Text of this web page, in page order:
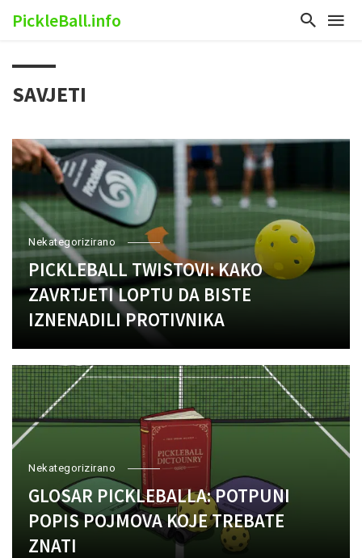
PickleBall.info
SAVJETI
Nekategorizirano
PICKLEBALL TWISTOVI: KAKO
ZAVRTJETI LOPTU DA BISTE
IZNENADILI PROTIVNIKA
Nekategorizirano
GLOSAR PICKLEBALLA: POTPUNI
POPIS POJMOVA KOJE TREBATE
ZNATI